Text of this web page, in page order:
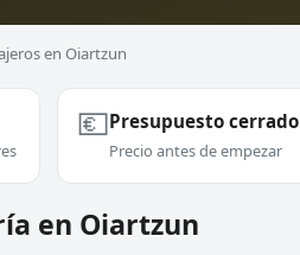
en Oiartzun
💶Presupuesto cerrado
Precio antes de empezar
en Oiartzun